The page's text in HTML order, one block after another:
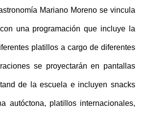
Mariano Moreno se vincula
una programación que incluye la
platillos a cargo de diferentes
se proyectarán en pantallas
de la escuela e incluyen snacks
autóctona, platillos internacionales,